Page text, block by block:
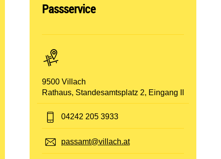
Abteilung öffnen:
Passservice
PLZ und Ort:
9500 Villach
Adresse:
Rathaus, Standesamtsplatz 2, Eingang II
Telefon:
04242 205 3933
E-Mail:
passamt@villach.at